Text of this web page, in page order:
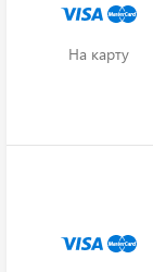
На карту